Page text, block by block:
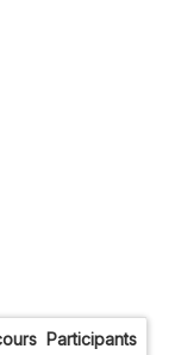
Participants